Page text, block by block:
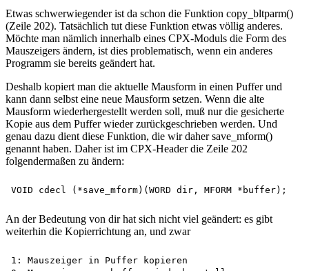
Etwas schwerwiegender ist da schon die Funktion copy_bltparm()
(Zeile 202). Tatsächlich tut diese Funktion etwas völlig anderes.
Möchte man nämlich innerhalb eines CPX-Moduls die Form des
Mauszeigers ändern, ist dies problematisch, wenn ein anderes
Programm sie bereits geändert hat.
Deshalb kopiert man die aktuelle Mausform in einen Puffer und
kann dann selbst eine neue Mausform setzen. Wenn die alte
Mausform wiederhergestellt werden soll, muß nur die gesicherte
Kopie aus dem Puffer wieder zurückgeschrieben werden. Und
genau dazu dient diese Funktion, die wir daher save_mform()
genannt haben. Daher ist im CPX-Header die Zeile 202
folgendermaßen zu ändern:
An der Bedeutung von dir hat sich nicht viel geändert: es gibt
weiterhin die Kopierrichtung an, und zwar
1: Mauszeiger in Puffer kopieren